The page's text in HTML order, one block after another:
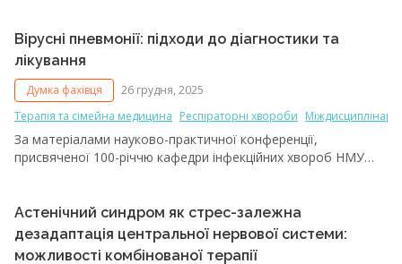
Вірусні пневмонії: підходи до діагностики та
лікування
Думка фахівця
26 грудня, 2025
Терапія та сімейна медицина Респіраторні хвороби
За матеріалами науково-практичної конференції,
присвяченої 100-річчю кафедри інфекційних хвороб НМУ
Астенічний синдром як стрес-залежна
дезадаптація центральної нервової системи:
можливості комбінованої терапії